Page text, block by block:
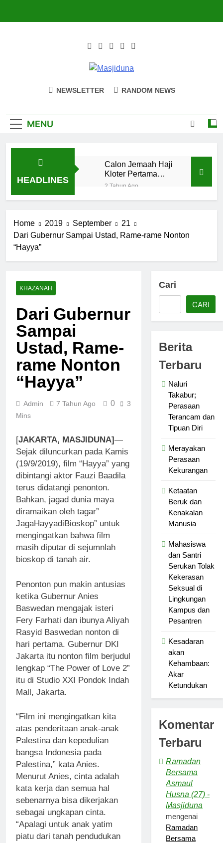
Masjiduna
NEWSLETTER RANDOM NEWS
MENU
HEADLINES
Calon Jemaah Haji
Kloter Pertama
Berangkat 12 Mei,
Panas
2 Tahun Ago
dan
Merayakan
Perasaan
Ketaatan
Kenakalan
3 Bulan Ago
Mahasiswa dan
Tolak Kekerasan
Kampus dan
Pesantren
3 Bulan Ago
Kehambaan:
Ketundukan
4 Bulan Ago
Kebutuhan
versus
Keinginan
5 Bulan Ago
Home 2019 September
21
Dari Gubernur Sampai Ustad, Rame-rame Nonton
“Hayya”
KHAZANAH
Dari Gubernur
Sampai
Ustad, Rame-
rame Nonton
“Hayya”
Admin 7 Tahun Ago 0
3
Mins
[JAKARTA, MASJIDUNA]—
Sejak diluncurkan pada Kamis
(19/9/2019), film “Hayya” yang
dibintangi aktor Fauzi Baadila
terus didatangi penonton.
Bahkan, jagad dunia maya
diramaikan oleh tagar”
JagaHayyadiBioskop” untuk
mengingatkan bahwa film
masih diputar di sejumnlah
bioskop di tanah air.
Penonton pun makin antusias
ketika Gubernur Anies
Baswedan mengajak isteri
Fery Farhati dan ibunya Aliyah
Rasyid Baswedan nonton di
hari pertama. Gubernur DKI
Jakarta itu nonton film berjudul
lengkap “The Power of Love 2”
itu di Studio XXI Pondok Indah
Mall, Jakarta.
“Film ini mengingatkan kita
atas penderitaan anak-anak
Palestina dan kepedulian
bangsa Indonesia pada
Palestina,” kata Anies.
Menurut Anies, cinta adalah
kata kerja dan semua hal
sebenarnya bisa dikerjakan
sebagai ungkapan cinta.
“Apalagi untuk anak yatim
piatu dari tanah pendudukan
Cari
CARI
Berita
Terbaru
Naluri
Takabur;
Perasaan
Terancam dan
Tipuan Diri
Merayakan
Perasaan
Kekurangan
Ketaatan
Beruk dan
Kenakalan
Manusia
Mahasiswa
dan Santri
Serukan Tolak
Kekerasan
Seksual di
Lingkungan
Kampus dan
Pesantren
Kesadaran
akan
Kehambaan:
Akar
Ketundukan
Komentar
Terbaru
Ramadan
Bersama
Asmaul
Husna (27) -
Masjiduna
mengenai
Ramadan
Bersama